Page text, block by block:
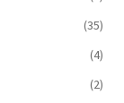
(35)
(4)
(2)